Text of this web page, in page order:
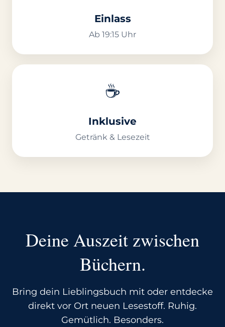
Einlass
Ab 19:15 Uhr
☕
Inklusive
Getränk & Lesezeit
Deine Auszeit zwischen
Büchern.
Bring dein Lieblingsbuch mit oder entdecke
direkt vor Ort neuen Lesestoff. Ruhig.
Gemütlich. Besonders.